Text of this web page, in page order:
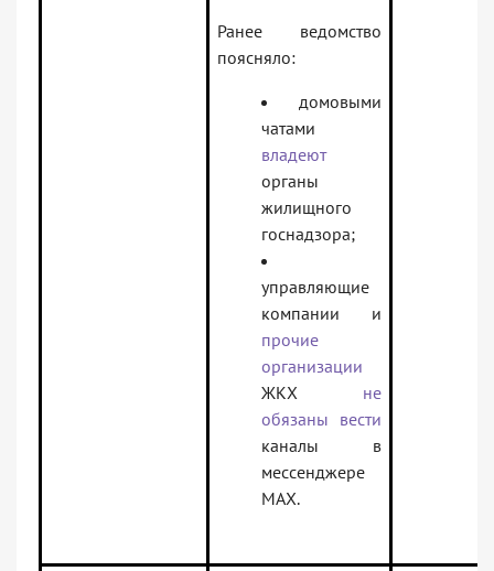
Ранее ведомство
поясняло:
домовыми
чатами
владеют
органы
жилищного
госнадзора;
управляющие
компании и
прочие
организации
ЖКХ не
обязаны вести
каналы в
мессенджере
MAX.